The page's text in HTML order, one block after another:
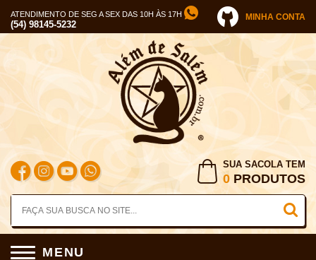
ATENDIMENTO DE SEG A SEX DAS 10H ÀS 17H
(54) 98145-5232
MINHA CONTA
SUA SACOLA TEM
0 PRODUTOS
MENU